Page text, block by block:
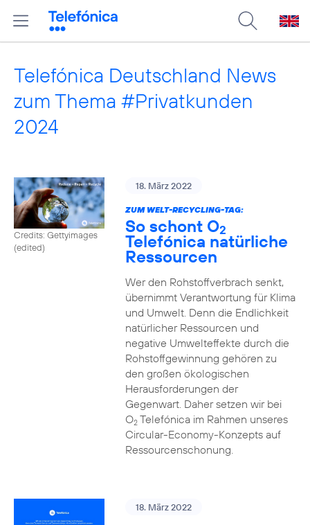
Telefónica Deutschland News
zum Thema #Privatkunden
2024
Credits: Gettyimages
(edited)
18. März 2022
ZUM WELT-RECYCLING-TAG:
So schont O2
Telefónica natürliche
Ressourcen
Wer den Rohstoffverbrach senkt,
übernimmt Verantwortung für Klima
und Umwelt. Denn die Endlichkeit
natürlicher Ressourcen und
negative Umwelteffekte durch die
Rohstoffgewinnung gehören zu
den großen ökologischen
Herausforderungen der
Gegenwart. Daher setzen wir bei
O2Telefónica im Rahmen unseres
Circular-Economy-Konzepts auf
Ressourcenschonung.
18. März 2022